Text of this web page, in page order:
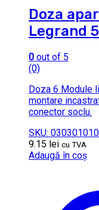
Doza
Legrand
0 out of 5
(0)
Doza 6 Module
montare
conector soclu.
SKU:
9.15 lei cu TVA
Adaugă în coș